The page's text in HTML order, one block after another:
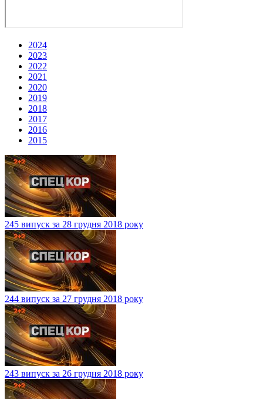
2024
2023
2022
2021
2020
2019
2018
2017
2016
2015
245 випуск за 28 грудня 2018 року
244 випуск за 27 грудня 2018 року
243 випуск за 26 грудня 2018 року